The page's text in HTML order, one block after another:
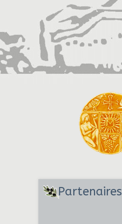
Partenaires